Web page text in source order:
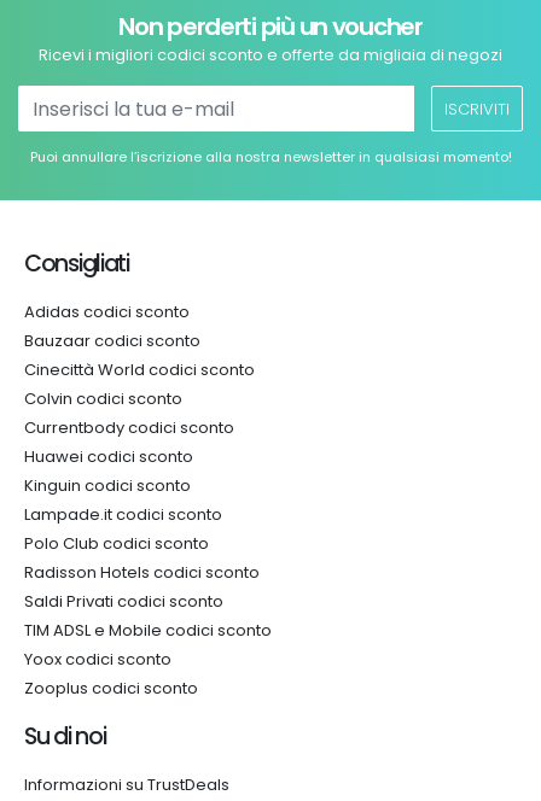
Non perderti più un voucher
Ricevi i migliori codici sconto e offerte da migliaia di negozi
ISCRIVITI
Puoi annullare l’iscrizione alla nostra newsletter in qualsiasi momento!
Consigliati
Adidas codici sconto
Bauzaar codici sconto
Cinecittà World codici sconto
Colvin codici sconto
Currentbody codici sconto
Huawei codici sconto
Kinguin codici sconto
Lampade.it codici sconto
Polo Club codici sconto
Radisson Hotels codici sconto
Saldi Privati codici sconto
TIM ADSL e Mobile codici sconto
Yoox codici sconto
Zooplus codici sconto
Su di noi
Informazioni su TrustDeals